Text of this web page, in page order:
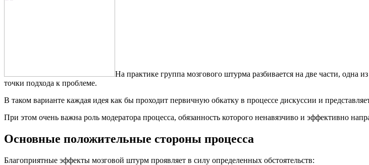
На практике группа мозгового штурма разбивается на две части, одна
точки подхода к проблеме.
В таком варианте каждая идея как бы проходит первичную обкатку в процессе дискуссии и
При этом очень важна роль модератора процесса, обязанность которого ненавязчиво и эффективно
Основные положительные стороны процесса
Благоприятные эффекты мозговой штурм проявляет в силу определенных обстоятельств: